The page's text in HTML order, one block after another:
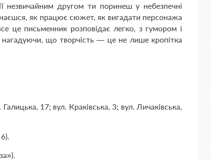
незвичайним другом ти поринеш у небезпечні
як працює сюжет, як вигадати персонажа
це письменник розповідає легко, з гумором і
що творчість — це не лише кропітка
17; вул. Краківська, 3; вул. Личаківська,